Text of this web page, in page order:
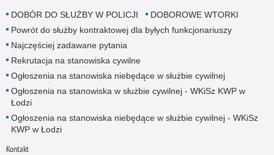
DOBÓR DO SŁUŻBY W POLICJI
DOBOROWE WTORKI
Powrót do służby kontraktowej dla byłych funkcjonariuszy
Najczęściej zadawane pytania
Rekrutacja na stanowiska cywilne
Ogłoszenia na stanowiska niebędące w służbie cywilnej
Ogłoszenia na stanowiska w służbie cywilnej - WKiSz KWP w
Łodzi
Ogłoszenia na stanowiska niebędące w służbie cywilnej - WKiSz
KWP w Łodzi
Kontakt